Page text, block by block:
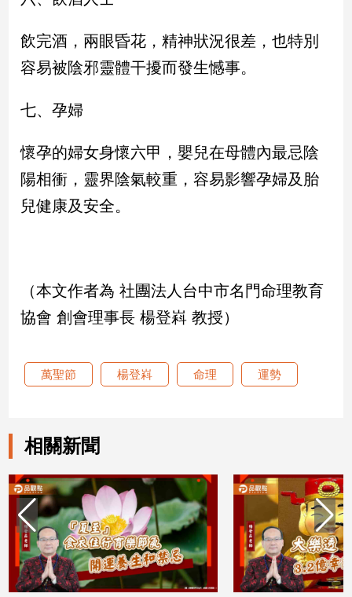
星
聞
流
時
尚
追
星
築/
室
內
旅
星
座/
命
理
消
費
健
康/
飲完酒，兩眼昏花，精神狀況很差，也特別
容易被陰邪靈體干擾而發生憾事。
七、孕婦
懷孕的婦女身懷六甲，嬰兒在母體內最忌陰
陽相衝，靈界陰氣較重，容易影響孕婦及胎
兒健康及安全。
（本文作者為 社團法人台中市名門命理教育
協會 創會理事長 楊登嵙 教授）
萬聖節 楊登嵙 命理 運勢
相關新聞